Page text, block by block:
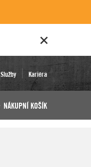
Služby Kariéra
NÁKUPNÍ KOŠÍK